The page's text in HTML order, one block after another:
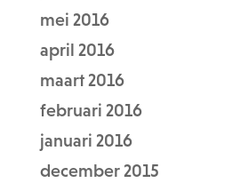
mei 2016
april 2016
maart 2016
februari 2016
januari 2016
december 2015